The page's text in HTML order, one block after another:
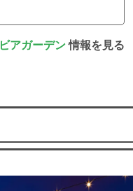
ビアガーデン情報を見る